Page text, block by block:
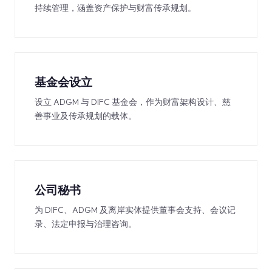
持续管理，涵盖资产保护与财富传承规划。
基金会设立
设立 ADGM 与 DIFC 基金会，作为财富架构设计、慈
善事业及传承规划的载体。
公司秘书
为 DIFC、ADGM 及离岸实体提供董事会支持、会议记
录、法定申报与治理咨询。